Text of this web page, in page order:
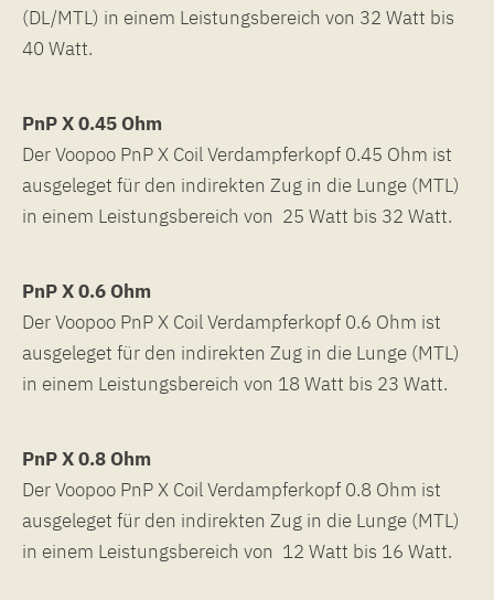
(DL/MTL) in einem Leistungsbereich von 32 Watt bis
40 Watt.
PnP X 0.45 Ohm
Der Voopoo PnP X Coil Verdampferkopf 0.45 Ohm ist
ausgeleget für den indirekten Zug in die Lunge (MTL)
in einem Leistungsbereich von 25 Watt bis 32 Watt.
PnP X 0.6 Ohm
Der Voopoo PnP X Coil Verdampferkopf 0.6 Ohm ist
ausgeleget für den indirekten Zug in die Lunge (MTL)
in einem Leistungsbereich von 18 Watt bis 23 Watt.
PnP X 0.8 Ohm
Der Voopoo PnP X Coil Verdampferkopf 0.8 Ohm ist
ausgeleget für den indirekten Zug in die Lunge (MTL)
in einem Leistungsbereich von 12 Watt bis 16 Watt.